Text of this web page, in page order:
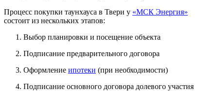
Процесс покупки таунхауса в Твери у «МСК Энергия»
состоит из нескольких этапов:
Выбор планировки и посещение объекта
Подписание предварительного договора
Оформление ипотеки (при необходимости)
Подписание основного договора долевого участия